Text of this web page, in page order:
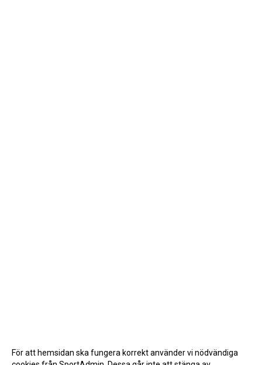
För att hemsidan ska fungera korrekt använder vi nödvändiga